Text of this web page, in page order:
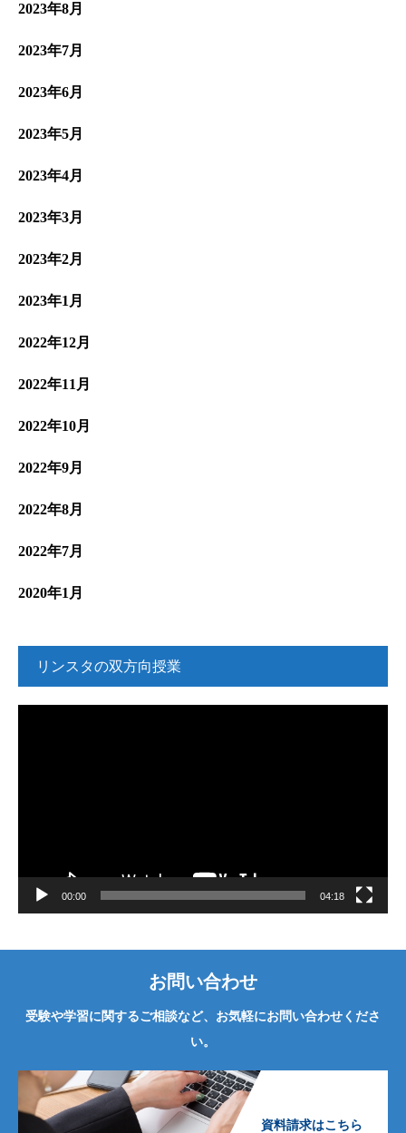
2023年8月
2023年7月
2023年6月
2023年5月
2023年4月
2023年3月
2023年2月
2023年1月
2022年12月
2022年11月
2022年10月
2022年9月
2022年8月
2022年7月
2020年1月
リンスタの双方向授業
00:00 04:18
お問い合わせ
受験や学習に関するご相談など、お気軽にお問い合わせくださ
い。
資料請求はこちら